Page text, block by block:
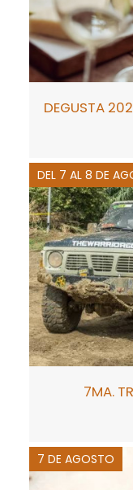
DEGUSTA
DEL 7 AL 8 DE
7MA.
7 DE AGOSTO